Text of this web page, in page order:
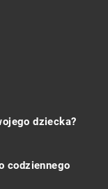
dziecka?
codziennego